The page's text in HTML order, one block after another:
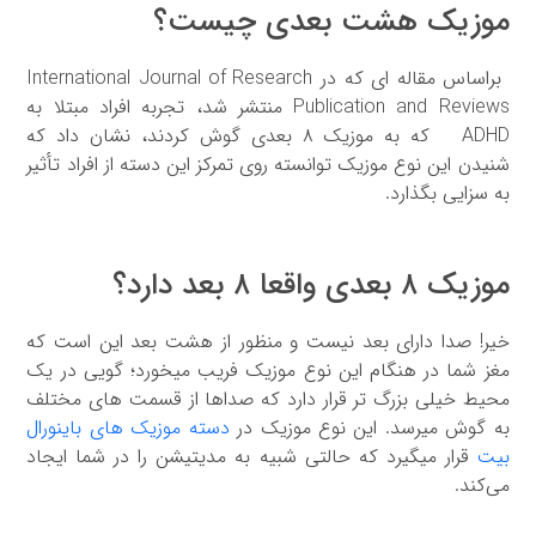
موزیک هشت بعدی چیست؟
براساس مقاله ای که در International Journal of Research
Publication and Reviews منتشر شد، تجربه افراد مبتلا به
ADHD که به موزیک ۸ بعدی گوش کردند، نشان داد که
شنیدن این نوع موزیک توانسته روی تمرکز این دسته از افراد تأثیر
به سزایی بگذارد.
موزیک ۸ بعدی واقعا ۸ بعد دارد؟
خیر! صدا دارای بعد نیست و منظور از هشت بعد این است که
مغز شما در هنگام این نوع موزیک فریب میخورد؛ گویی در یک
محیط خیلی بزرگ تر قرار دارد که صداها از قسمت های مختلف
به گوش میرسد. این نوع موزیک در دسته موزیک های باینورال
بیت قرار میگیرد که حالتی شبیه به مدیتیشن را در شما ایجاد
می‌کند.